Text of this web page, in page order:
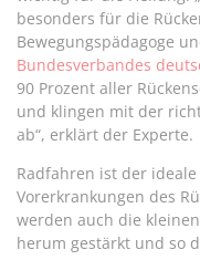
besonders für die
Bewegungspädagoge
Bundesverbandes
90 Prozent aller
und klingen mit der
ab“, erklärt der Experte.
Radfahren ist der
Vorerkrankungen des
werden auch die
herum gestärkt und so